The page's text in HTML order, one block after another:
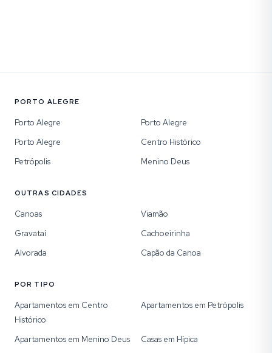
PORTO ALEGRE
Porto Alegre
Porto Alegre
Porto Alegre
Centro Histórico
Petrópolis
Menino Deus
OUTRAS CIDADES
Canoas
Viamão
Gravataí
Cachoeirinha
Alvorada
Capão da Canoa
POR TIPO
Apartamentos em Centro
Histórico
Apartamentos em Petrópolis
Apartamentos em Menino Deus
Casas em Hípica